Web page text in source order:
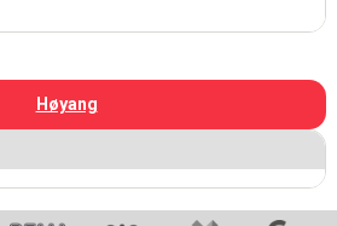
Høyang